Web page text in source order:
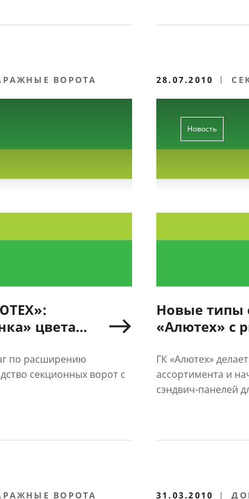
ВОРОТА
цвета
по расширению
секционных ворот с
28.07.2010
Новость
Новые типы
«Алютех» с
ГК «Алютех»
ассортимента и
сэндвич-панелей
ВОРОТА 31.03.2010